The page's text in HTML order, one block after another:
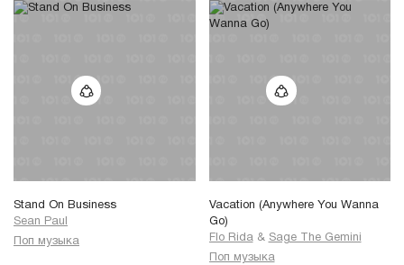
Stand On Business
Sean Paul
Поп музыка
Vacation (Anywhere You Wanna
Go)
Flo Rida & Sage The Gemini
Поп музыка